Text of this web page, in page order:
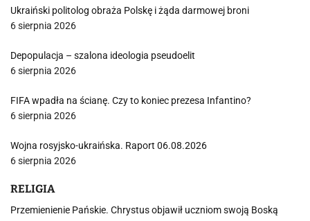
Ukraiński politolog obraża Polskę i żąda darmowej broni
6 sierpnia 2026
Depopulacja – szalona ideologia pseudoelit
6 sierpnia 2026
FIFA wpadła na ścianę. Czy to koniec prezesa Infantino?
6 sierpnia 2026
Wojna rosyjsko-ukraińska. Raport 06.08.2026
6 sierpnia 2026
RELIGIA
Przemienienie Pańskie. Chrystus objawił uczniom swoją Boską